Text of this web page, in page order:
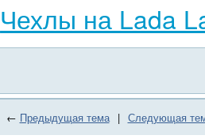
Чехлы на Lada
← Предыдущая тема | Следующая